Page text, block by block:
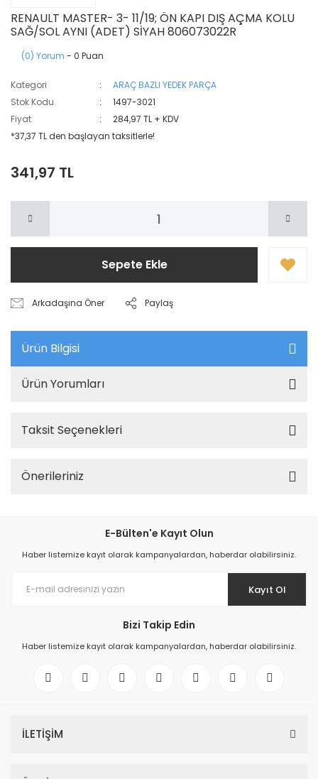
RENAULT MASTER- 3- 11/19; ÖN KAPI DIŞ AÇMA KOLU
SAĞ/SOL AYNI (ADET) SİYAH 806073022R
(0) Yorum - 0 Puan
Kategori
ARAÇ BAZLI YEDEK PARÇA
Stok Kodu
1497-3021
Fiyat
284,97 TL + KDV
*37,37 TL den başlayan taksitlerle!
341,97 TL
Sepete Ekle
Arkadaşına Öner Paylaş
Ürün Bilgisi
Ürün Yorumları
Taksit Seçenekleri
Önerileriniz
E-Bülten'e Kayıt Olun
Haber listemize kayıt olarak kampanyalardan, haberdar olabilirsiniz.
Kayıt Ol
Bizi Takip Edin
Haber listemize kayıt olarak kampanyalardan, haberdar olabilirsiniz.
İLETİŞİM